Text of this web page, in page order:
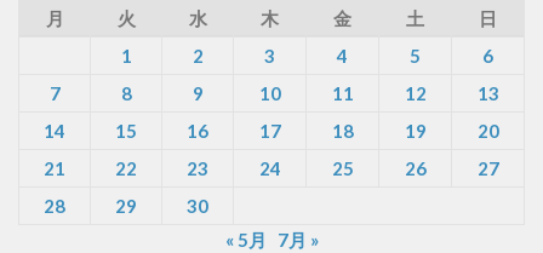
月 火 水 木 金 土
日
1
2 3 4 5
6
7
8 9 10 11 12
13
14
15 16 17 18 19
20
21
22 23 24 25 26
27
28
29
30
« 5月
7月 »